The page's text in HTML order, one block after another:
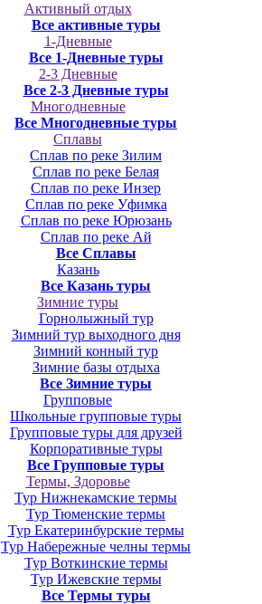
Активный отдых
Все активные туры
1-Дневные
Все 1-Дневные туры
2-3 Дневные
Все 2-3 Дневные туры
Многодневные
Все Многодневные туры
Сплавы
Сплав по реке Зилим
Сплав по реке Белая
Сплав по реке Инзер
Сплав по реке Уфимка
Сплав по реке Юрюзань
Сплав по реке Ай
Все Сплавы
Казань
Все Казань туры
Зимние туры
Горнолыжный тур
Зимний тур выходного дня
Зимний конный тур
Зимние базы отдыха
Все Зимние туры
Групповые
Школьные групповые туры
Групповые туры для друзей
Корпоративные туры
Все Групповые туры
Термы, Здоровье
Тур Нижнекамские термы
Тур Тюменские термы
Тур Екатеринбурские термы
Тур Набережные челны термы
Тур Воткинские термы
Тур Ижевские термы
Все Термы туры